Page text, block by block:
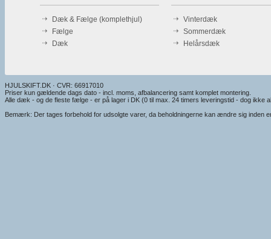
Dæk & Fælge (komplethjul)
Fælge
Dæk
Vinterdæk
Sommerdæk
Helårsdæk
HJULSKIFT.DK · CVR: 66917010
Priser kun gældende dags dato - incl. moms, afbalancering samt komplet montering.
Alle dæk - og de fleste fælge - er på lager i DK (0 til max. 24 timers leveringstid - dog ikke
Bemærk: Der tages forbehold for udsolgte varer, da beholdningerne kan ændre sig inden